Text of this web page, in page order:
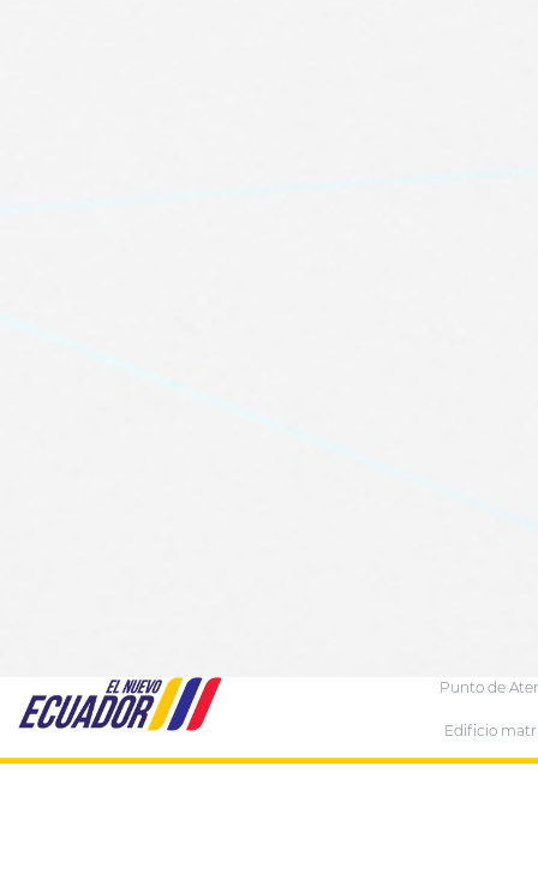
Punto de
Edificio